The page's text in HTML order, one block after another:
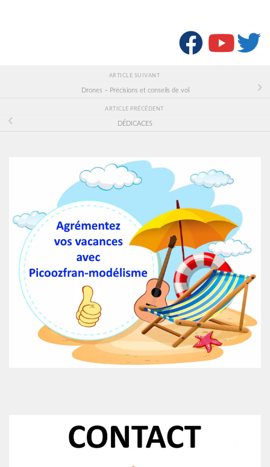
ARTICLE SUIVANT
Drones – Précisions et conseils de vol
ARTICLE PRÉCÉDENT
DÉDICACES